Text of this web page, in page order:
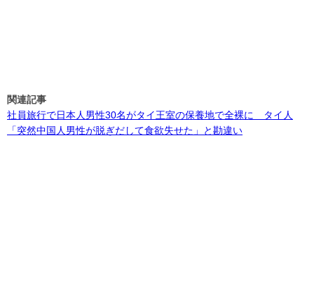
関連記事
社員旅行で日本人男性30名がタイ王室の保養地で全裸に タイ人
「突然中国人男性が脱ぎだして食欲失せた」と勘違い